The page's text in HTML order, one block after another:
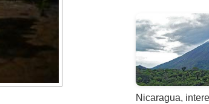
Nicaragua,